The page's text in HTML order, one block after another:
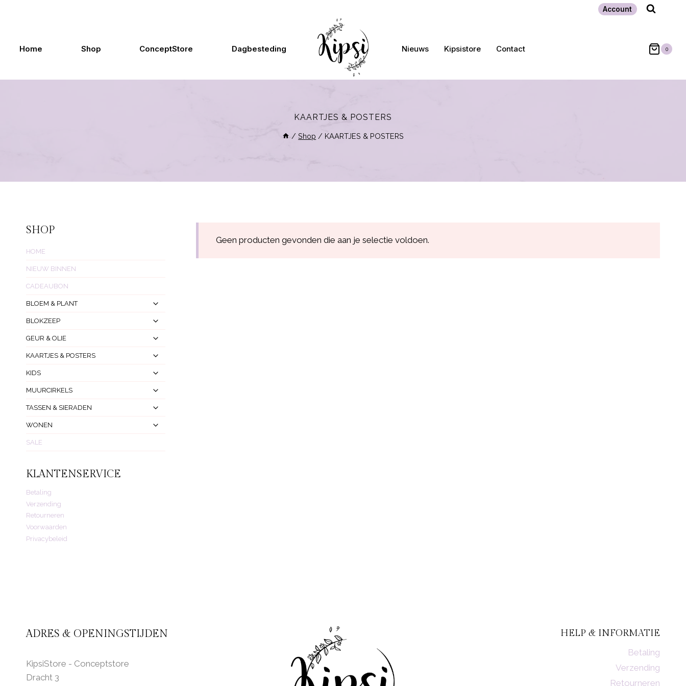
Account
Home Shop ConceptStore Dagbesteding Nieuws Kipsistore Contact 0
KAARTJES & POSTERS
/ Shop / KAARTJES & POSTERS
Geen producten gevonden die aan je selectie voldoen.
SHOP
HOME
NIEUW BINNEN
CADEAUBON
BLOEM & PLANT
Toggle
BLOKZEEP
Toggle
GEUR & OLIE
Toggle
KAARTJES & POSTERS
Toggle
KIDS
Toggle
MUURCIRKELS
Toggle
TASSEN & SIERADEN
Toggle
WONEN
Toggle
SALE
KLANTENSERVICE
Betaling
Verzending
Retourneren
Voorwaarden
Privacybeleid
ADRES & OPENINGSTIJDEN
KipsiStore - Conceptstore
Dracht 3
HELP & INFORMATIE
Betaling
Verzending
Retourneren